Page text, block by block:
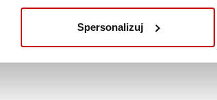
Spersonalizuj